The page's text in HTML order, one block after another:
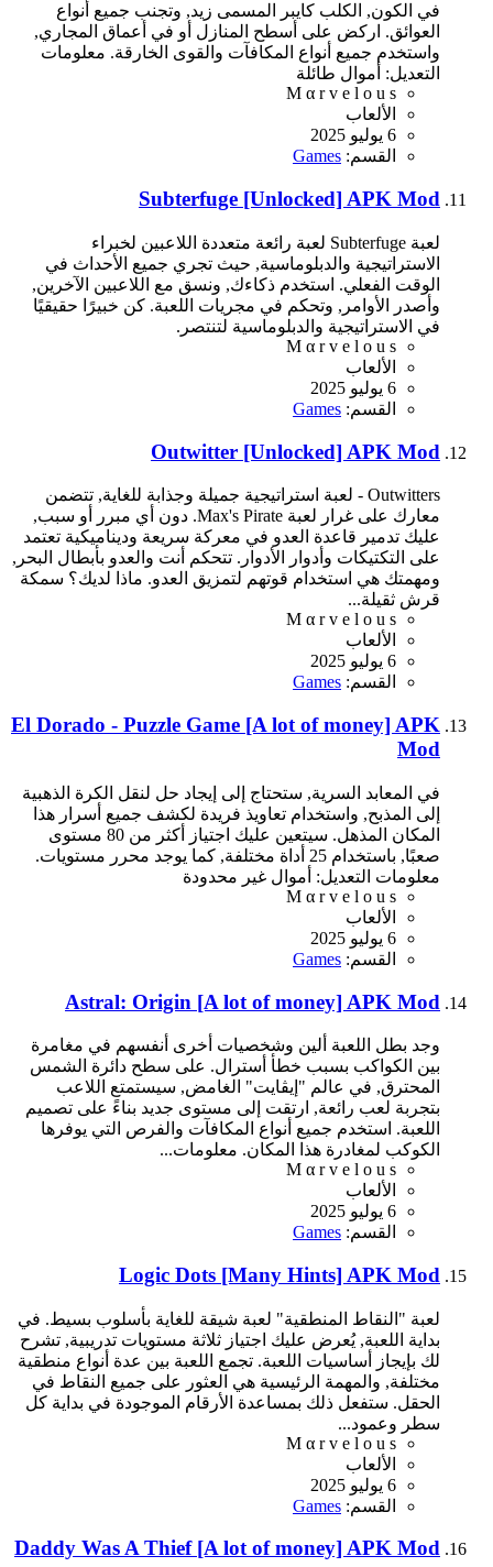
في الكون, الكلب كايبر المسمى زيد, وتجنب جميع أنواع
العوائق. اركض على أسطح المنازل أو في أعماق المجاري,
واستخدم جميع أنواع المكافآت والقوى الخارقة. معلومات
التعديل: أموال طائلة
M α r v e l o u s
الألعاب
6 يوليو 2025
القسم: Games
Subterfuge [Unlocked] APK Mod
لعبة Subterfuge لعبة رائعة متعددة اللاعبين لخبراء
الاستراتيجية والدبلوماسية, حيث تجري جميع الأحداث في
الوقت الفعلي. استخدم ذكاءك, ونسق مع اللاعبين الآخرين,
وأصدر الأوامر, وتحكم في مجريات اللعبة. كن خبيرًا حقيقيًا
في الاستراتيجية والدبلوماسية لتنتصر.
M α r v e l o u s
الألعاب
6 يوليو 2025
القسم: Games
Outwitter [Unlocked] APK Mod
Outwitters - لعبة استراتيجية جميلة وجذابة للغاية, تتضمن
معارك على غرار لعبة Max's Pirate. دون أي مبرر أو سبب,
عليك تدمير قاعدة العدو في معركة سريعة وديناميكية تعتمد
على التكتيكات وأدوار الأدوار. تتحكم أنت والعدو بأبطال البحر,
ومهمتك هي استخدام قوتهم لتمزيق العدو. ماذا لديك؟ سمكة
قرش ثقيلة...
M α r v e l o u s
الألعاب
6 يوليو 2025
القسم: Games
El Dorado - Puzzle Game [A lot of money] APK
Mod
في المعابد السرية, ستحتاج إلى إيجاد حل لنقل الكرة الذهبية
إلى المذبح, واستخدام تعاويذ فريدة لكشف جميع أسرار هذا
المكان المذهل. سيتعين عليك اجتياز أكثر من 80 مستوى
صعبًا, باستخدام 25 أداة مختلفة, كما يوجد محرر مستويات.
معلومات التعديل: أموال غير محدودة
M α r v e l o u s
الألعاب
6 يوليو 2025
القسم: Games
Astral: Origin [A lot of money] APK Mod
وجد بطل اللعبة ألين وشخصيات أخرى أنفسهم في مغامرة
بين الكواكب بسبب خطأ أسترال. على سطح دائرة الشمس
المحترق, في عالم "إيڤايت" الغامض, سيستمتع اللاعب
بتجربة لعب رائعة, ارتقت إلى مستوى جديد بناءً على تصميم
اللعبة. استخدم جميع أنواع المكافآت والفرص التي يوفرها
الكوكب لمغادرة هذا المكان. معلومات...
M α r v e l o u s
الألعاب
6 يوليو 2025
القسم: Games
Logic Dots [Many Hints] APK Mod
لعبة "النقاط المنطقية" لعبة شيقة للغاية بأسلوب بسيط. في
بداية اللعبة, يُعرض عليك اجتياز ثلاثة مستويات تدريبية, تشرح
لك بإيجاز أساسيات اللعبة. تجمع اللعبة بين عدة أنواع منطقية
مختلفة, والمهمة الرئيسية هي العثور على جميع النقاط في
الحقل. ستفعل ذلك بمساعدة الأرقام الموجودة في بداية كل
سطر وعمود...
M α r v e l o u s
الألعاب
6 يوليو 2025
القسم: Games
Daddy Was A Thief [A lot of money] APK Mod